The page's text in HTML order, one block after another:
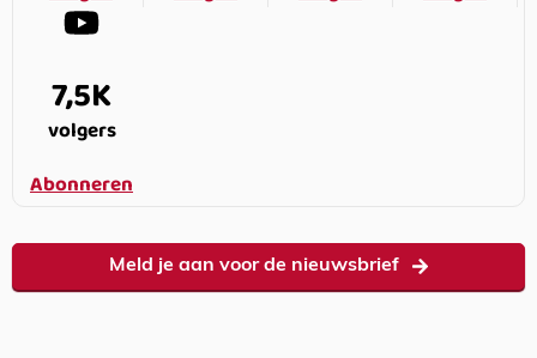
7,5K
volgers
Abonneren
Meld je aan voor de nieuwsbrief